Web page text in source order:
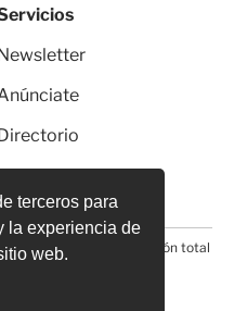
terceros para
la experiencia de
web.
Prohibida la reproducción total
medio electrónico*